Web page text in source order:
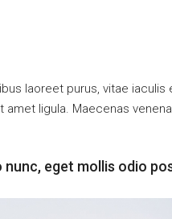
laoreet purus, vitae
ligula. Maecenas
eget mollis odio